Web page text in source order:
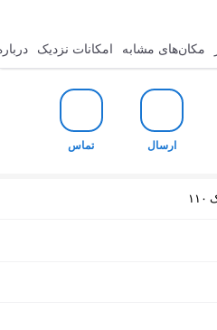
ارسال تماس مکان‌های مشابه امکانات نزدیک
ارسال تماس